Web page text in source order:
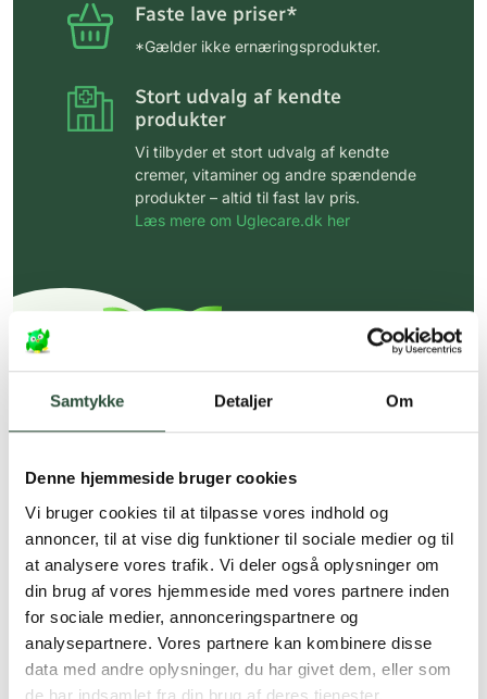
Samtykke Detaljer Om
Denne hjemmeside bruger cookies
Vi bruger cookies til at tilpasse vores indhold og
annoncer, til at vise dig funktioner til sociale medier og til
at analysere vores trafik. Vi deler også oplysninger om
din brug af vores hjemmeside med vores partnere inden
for sociale medier, annonceringspartnere og
analysepartnere. Vores partnere kan kombinere disse
data med andre oplysninger, du har givet dem, eller som
de har indsamlet fra din brug af deres tjenester.
Faste lave priser*
*Gælder ikke ernæringsprodukter.
Stort udvalg af kendte
produkter
Vi tilbyder et stort udvalg af kendte
cremer, vitaminer og andre spændende
produkter – altid til fast lav pris.
Læs mere om Uglecare.dk her